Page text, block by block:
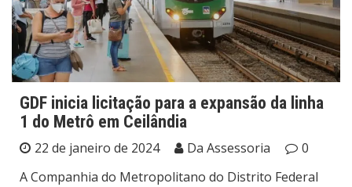
GDF inicia licitação para a expansão da linha
1 do Metrô em Ceilândia
22 de janeiro de 2024 Da Assessoria
0
A Companhia do Metropolitano do Distrito Federal